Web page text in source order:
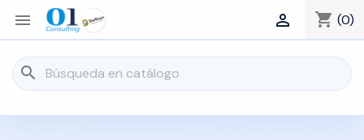
 shopping_cart (0)

search